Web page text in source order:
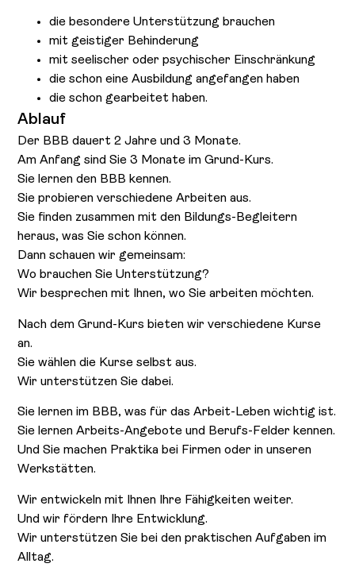
die besondere Unterstützung brauchen
mit geistiger Behinderung
mit seelischer oder psychischer Einschränkung
die schon eine Ausbildung angefangen haben
die schon gearbeitet haben.
Ablauf
Der BBB dauert 2 Jahre und 3 Monate.
Am Anfang sind Sie 3 Monate im Grund-Kurs.
Sie lernen den BBB kennen.
Sie probieren verschiedene Arbeiten aus.
Sie finden zusammen mit den Bildungs-Begleitern
heraus, was Sie schon können.
Dann schauen wir gemeinsam:
Wo brauchen Sie Unterstützung?
Wir besprechen mit Ihnen, wo Sie arbeiten möchten.
Nach dem Grund-Kurs bieten wir verschiedene Kurse
an.
Sie wählen die Kurse selbst aus.
Wir unterstützen Sie dabei.
Sie lernen im BBB, was für das Arbeit-Leben wichtig ist.
Sie lernen Arbeits-Angebote und Berufs-Felder kennen.
Und Sie machen Praktika bei Firmen oder in unseren
Werkstätten.
Wir entwickeln mit Ihnen Ihre Fähigkeiten weiter.
Und wir fördern Ihre Entwicklung.
Wir unterstützen Sie bei den praktischen Aufgaben im
Alltag.